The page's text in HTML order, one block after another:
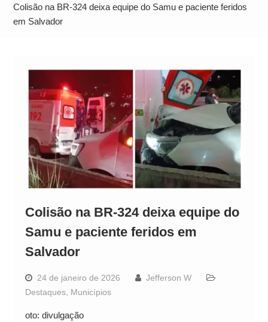
Alto
Colisão na BR-324 deixa equipe do Samu e paciente feridos
em Salvador
Colisão na BR-324 deixa equipe do
Samu e paciente feridos em
Salvador
24 de janeiro de 2026
Jefferson W
Destaques, Municípios
oto: divulgação